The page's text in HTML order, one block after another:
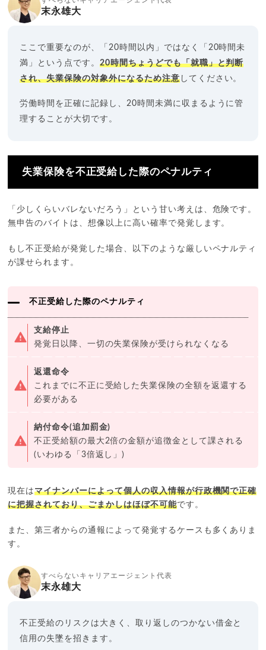
末永雄大
ここで重要なのが、「20時間以内」ではなく「20時間未
満」という点です。20時間ちょうどでも「就職」と判断
され、失業保険の対象外になるため注意してください。
労働時間を正確に記録し、20時間未満に収まるように管
理することが大切です。
失業保険を不正受給した際のペナルティ
「少しくらいバレないだろう」という甘い考えは、危険です。
無申告のバイトは、想像以上に高い確率で発覚します。
もし不正受給が発覚した場合、以下のような厳しいペナルティ
が課せられます。
不正受給した際のペナルティ
支給停止
発覚日以降、一切の失業保険が受けられなくなる
返還命令
これまでに不正に受給した失業保険の全額を返還する
必要がある
納付命令(追加罰金)
不正受給額の最大2倍の金額が追徴金として課される
(いわゆる「3倍返し」)
現在はマイナンバーによって個人の収入情報が行政機関で正確
に把握されており、ごまかしはほぼ不可能です。
また、第三者からの通報によって発覚するケースも多くありま
す。
すべらないキャリアエージェント代表
末永雄大
不正受給のリスクは大きく、取り返しのつかない借金と
信用の失墜を招きます。